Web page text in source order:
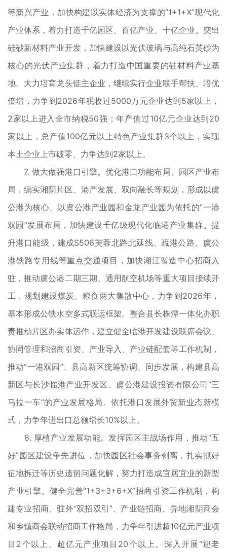
等新兴产业，加快构建以实体经济为支撑的“1+1+X”现代化
产业体系，着力打造千亿园区、百亿产业、十亿企业。突出
硅砂新材料产业开发，加快建设以光伏玻璃与高纯石英砂为
核心的光伏产业集群，着力打造中国重要的硅材料产业基
地。大力培育龙头链主企业，继续实行企业联手帮扶、培优
倍增，力争到2026年税收过5000万元企业达到5家以上，
2家以上进入全市纳税50强；年产值过10亿元企业达到20
家以上，总产值100亿元以上特色产业集群3个以上，实现
本土企业上市破零、力争达到2家以上。
7. 做大做强港口引擎。优化港口功能布局、园区产业布
局，编实湘阴片区、港产发展、双向融长等规划，形成以虞
公港为核心、以虞公港产业园和金龙产业园为依托的“一港
双园”发展布局，加快建设千亿级现代化临港产业集群。提
升港口能级，建成S506芙蓉北路北延线、疏港公路、虞公
港铁路专用线等重点交通项目，加快湘江智造中心招商入
驻，推动虞公港二期三期、通用航空机场等重大项目接续开
工，规划建设煤炭、粮食两大集散中心，力争到2026年，
基本形成公铁水空多式联运框架。整合县长株潭一体化办职
责推动片区办实体运作，建立健全临港开发建设联席会议、
协同管理和招商引资、产业导入、产业链配套等工作机制，
推动“一港双园”、县高新区统筹协调、同步发展，构建县高
新区与长沙临港产业开发区、虞公港建设投资有限公司“三
马拉一车”的产业发展格局。依托港口发展外贸新业态新模
式，力争年进出口总额增长10%以上。
8. 厚植产业发展动能。发挥园区主战场作用，推动“五
好”园区建设争先进位，加快园区社会事务剥离，扎实抓好
征地拆迁等历史遗留问题化解，努力打造成宜居宜业的新型
产业引擎。健全完善“1+3+3+6+X”招商引资工作机制，构
建专业招商、驻外“双招双引”、产业链招商、异地湘阴商会
和乡镇商会联动招商工作格局，力争年引进超10亿元产业项
目2个以上、超亿元产业项目20个以上。深入开展“迎老